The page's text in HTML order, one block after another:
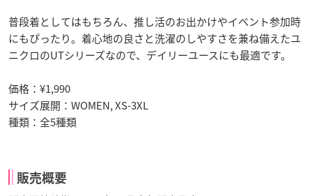
普段着としてはもちろん、推し活のお出かけやイベント参加時
にもぴったり。着心地の良さと洗濯のしやすさを兼ね備えたユ
ニクロのUTシリーズなので、デイリーユースにも最適です。
価格：¥1,990
サイズ展開：WOMEN, XS-3XL
種類：全5種類
販売概要